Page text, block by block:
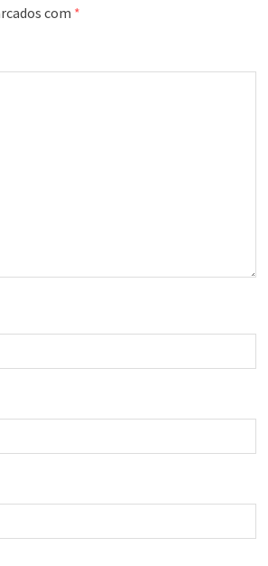
com *